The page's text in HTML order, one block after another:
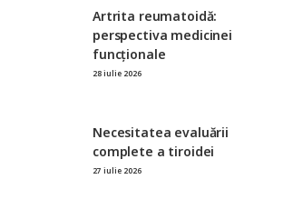
Artrita reumatoidă:
perspectiva medicinei
funcționale
28 iulie 2026
Necesitatea evaluării
complete a tiroidei
27 iulie 2026